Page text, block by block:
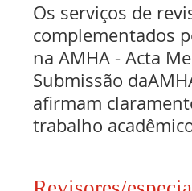
Os serviços de
complementados
na AMHA - Acta
Submissão
afirmam
trabalho